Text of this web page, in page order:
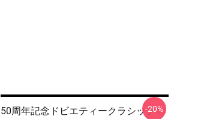
50周年記念ドビエティークラシックT
-20%